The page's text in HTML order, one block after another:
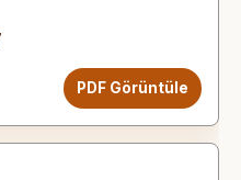
PDF Görüntüle